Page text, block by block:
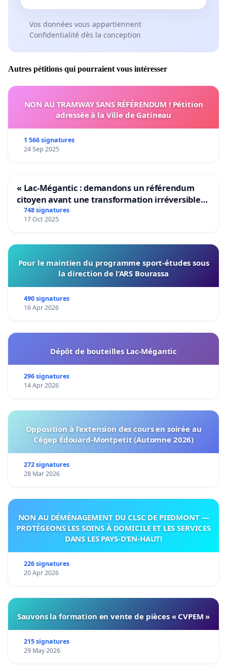
Vos données vous appartiennent
Confidentialité dès la conception
Autres pétitions qui pourraient vous intéresser
NON AU TRAMWAY SANS RÉFÉRENDUM ! Pétition
adressée à la Ville de Gatineau
1 566 signatures
24 Sep 2025
« Lac-Mégantic : demandons un référendum
citoyen avant une transformation irréversible
de notre territoire »
748 signatures
17 Oct 2025
Pour le maintien du programme sport-études sous
la direction de l’ARS Bourassa
490 signatures
16 Apr 2026
Dépôt de bouteilles Lac-Mégantic
296 signatures
14 Apr 2026
Opposition à l’extension des cours en soirée au
Cégep Édouard-Montpetit (Automne 2026)
272 signatures
28 Mar 2026
NON AU DÉMÉNAGEMENT DU CLSC DE PIEDMONT —
PROTÉGEONS LES SOINS À DOMICILE ET LES SERVICES
DANS LES PAYS-D’EN-HAUT!
226 signatures
20 Apr 2026
Sauvons la formation en vente de pièces « CVPEM »
215 signatures
29 May 2026